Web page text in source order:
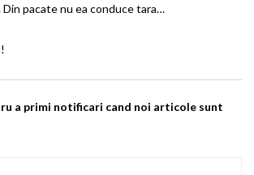
pacate nu ea conduce tara…
a primi notificari cand noi articole sunt